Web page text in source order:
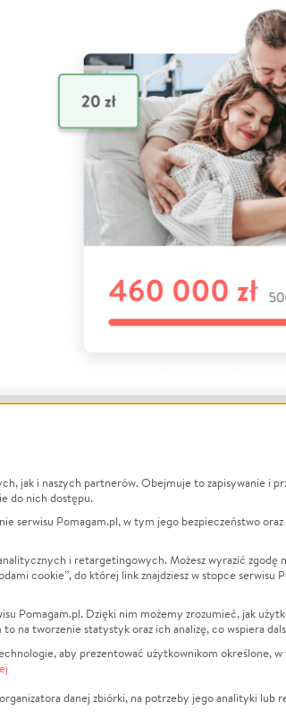
darmo
NGO
Pomagam.pl
Zbieraj na
Leczenie
Zwierzęta
Pożar
Sport
Pomoc Finansowa
Pogrzeb
jak i naszych partnerów. Obejmuje to zapisywanie i
do nich dostępu.
serwisu Pomagam.pl, w tym jego bezpieczeństwo
i retargetingowych. Możesz wyrazić zgodę
cookie”, do której link znajdziesz w stopce serwisu
Pomagam.pl. Dzięki nim możemy zrozumieć, jak
na tworzenie statystyk oraz ich analizę, co wspiera
aby prezentować użytkownikom określone,
danej zbiórki, na potrzeby jego analityki lub